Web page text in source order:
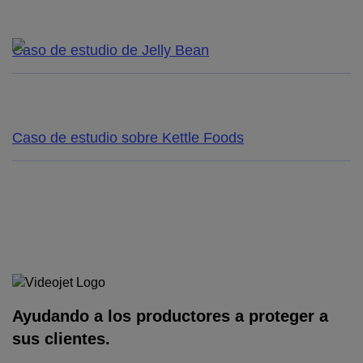
Caso de estudio de Jelly Bean
Caso de estudio sobre Kettle Foods
Ayudando a los productores a proteger a
sus clientes.